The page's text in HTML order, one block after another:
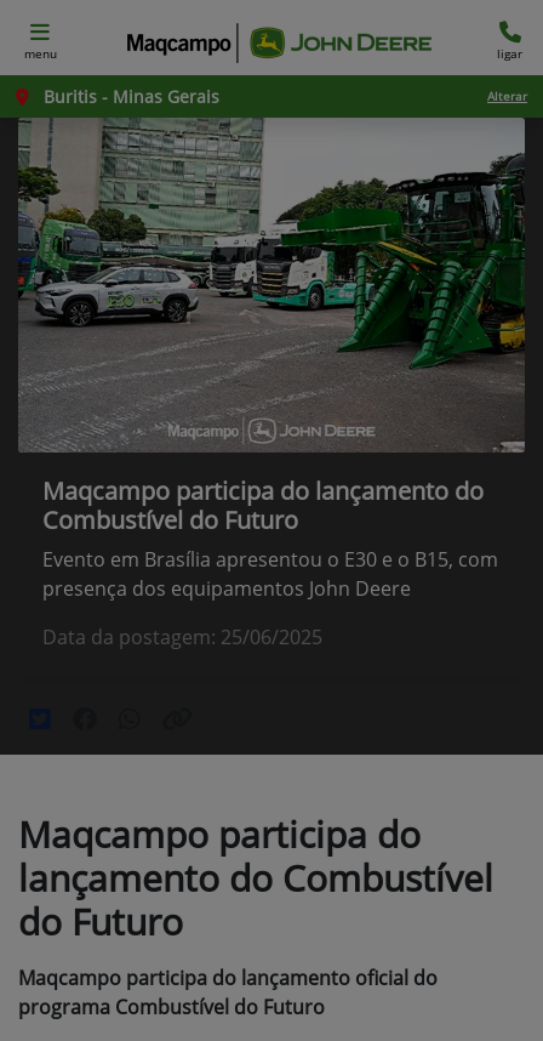
menu ligar
Buritis - Minas Gerais Alterar
Maqcampo participa do lançamento do
Combustível do Futuro
Evento em Brasília apresentou o E30 e o B15, com
presença dos equipamentos John Deere
Data da postagem: 25/06/2025
Maqcampo participa do
lançamento do Combustível
do Futuro
Maqcampo participa do lançamento oficial do
programa Combustível do Futuro